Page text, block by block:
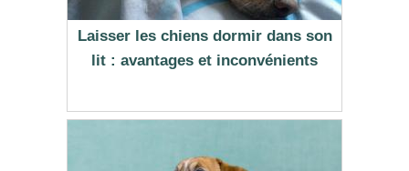
Laisser les chiens dormir dans son
lit : avantages et inconvénients